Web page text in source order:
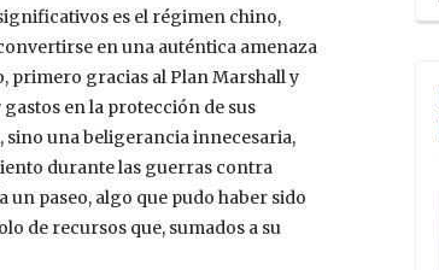
es el régimen chino,
en una auténtica amenaza
primero gracias al Plan Marshall y
en la protección de sus
sino una beligerancia innecesaria,
durante las guerras contra
paseo, algo que pudo haber sido
de recursos que, sumados a su